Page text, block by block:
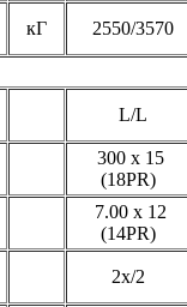
кГ 2550/3570
L/L
300 x 15
(18PR)
7.00 x 12
(14PR)
2x/2